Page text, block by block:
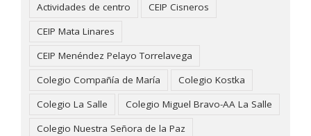
Actividades de centro
CEIP Cisneros
CEIP Mata Linares
CEIP Menéndez Pelayo Torrelavega
Colegio Compañía de María
Colegio Kostka
Colegio La Salle
Colegio Miguel Bravo-AA La Salle
Colegio Nuestra Señora de la Paz